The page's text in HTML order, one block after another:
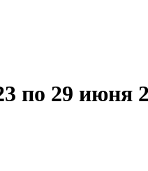
по 29 июня